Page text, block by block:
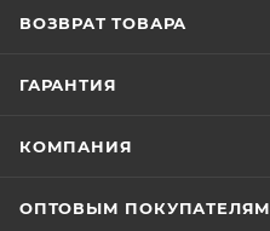
ВОЗВРАТ ТОВАРА
ГАРАНТИЯ
КОМПАНИЯ
ОПТОВЫМ ПОКУПАТЕЛЯМ